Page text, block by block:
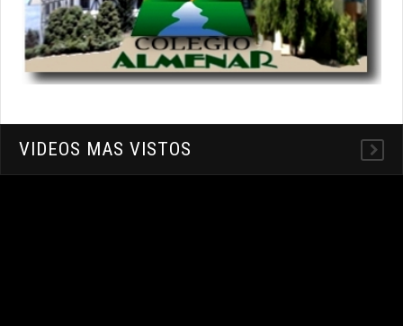
VIDEOS MAS VISTOS